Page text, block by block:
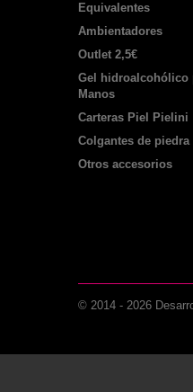
Equivalentes
Ambientadores
Outlet 2,5€
Gel hidroalcohólico
Manos
Carteras Piel Pielini
Colgantes de piedra
Otros accesorios
© 2014 - 2026